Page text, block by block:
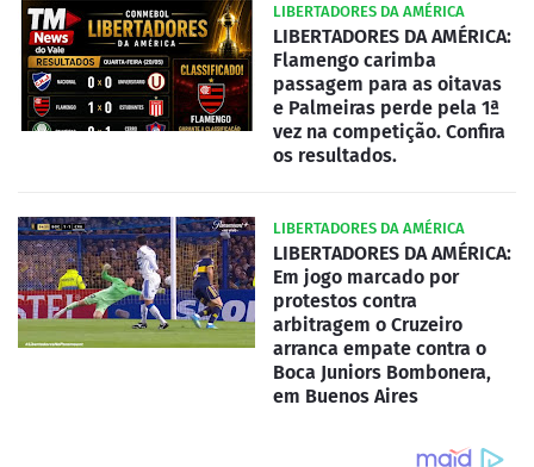
LIBERTADORES DA AMÉRICA
LIBERTADORES DA AMÉRICA:
Flamengo carimba
passagem para as oitavas
e Palmeiras perde pela 1ª
vez na competição. Confira
os resultados.
LIBERTADORES DA AMÉRICA
LIBERTADORES DA AMÉRICA:
Em jogo marcado por
protestos contra
arbitragem o Cruzeiro
arranca empate contra o
Boca Juniors Bombonera,
em Buenos Aires